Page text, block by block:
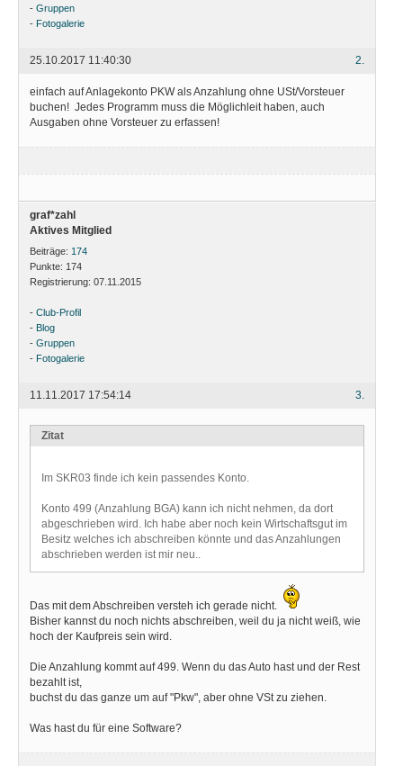
- Gruppen
- Fotogalerie
2.
25.10.2017 11:40:30
einfach auf Anlagekonto PKW als Anzahlung ohne USt/Vorsteuer
buchen! Jedes Programm muss die Möglichleit haben, auch
Ausgaben ohne Vorsteuer zu erfassen!
graf*zahl
Aktives Mitglied
Beiträge: 174
Punkte: 174
Registrierung: 07.11.2015
- Club-Profil
- Blog
- Gruppen
- Fotogalerie
3.
11.11.2017 17:54:14
Zitat
Im SKR03 finde ich kein passendes Konto.
Konto 499 (Anzahlung BGA) kann ich nicht nehmen, da dort
abgeschrieben wird. Ich habe aber noch kein Wirtschaftsgut im
Besitz welches ich abschreiben könnte und das Anzahlungen
abschrieben werden ist mir neu..
Das mit dem Abschreiben versteh ich gerade nicht.
Bisher kannst du noch nichts abschreiben, weil du ja nicht weiß, wie
hoch der Kaufpreis sein wird.
Die Anzahlung kommt auf 499. Wenn du das Auto hast und der Rest
bezahlt ist,
buchst du das ganze um auf "Pkw", aber ohne VSt zu ziehen.
Was hast du für eine Software?